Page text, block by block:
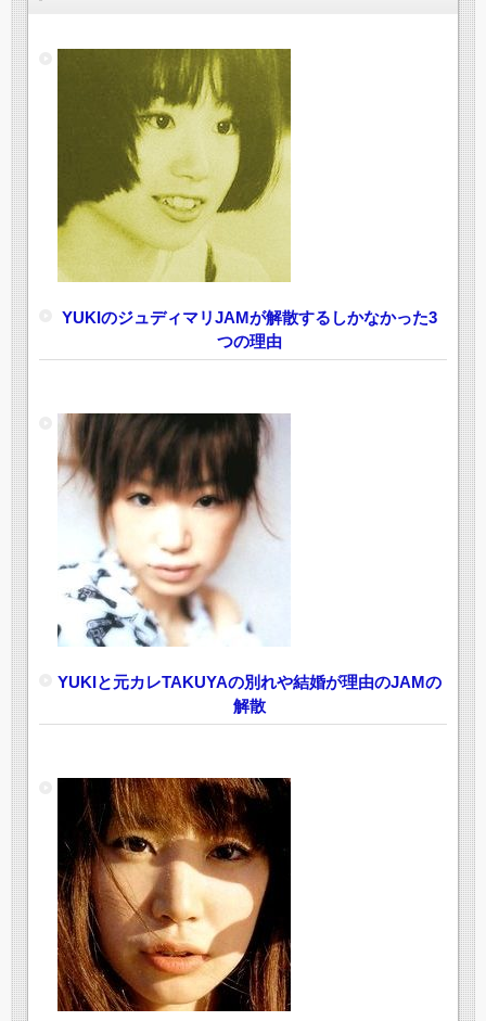
YUKIのジュディマリJAMが解散するしかなかった3
つの理由
YUKIと元カレTAKUYAの別れや結婚が理由のJAMの
解散